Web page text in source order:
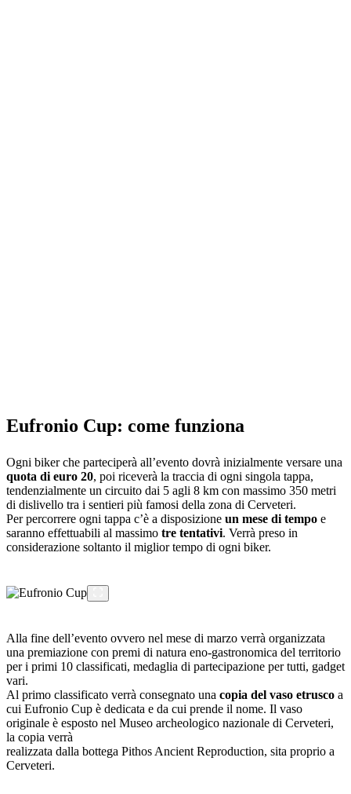
Eufronio Cup: come funziona
Ogni biker che parteciperà all’evento dovrà inizialmente versare una
quota di euro 20, poi riceverà la traccia di ogni singola tappa,
tendenzialmente un circuito dai 5 agli 8 km con massimo 350 metri
di dislivello tra i sentieri più famosi della zona di Cerveteri.
Per percorrere ogni tappa c’è a disposizione un mese di tempo e
saranno effettuabili al massimo tre tentativi. Verrà preso in
considerazione soltanto il miglior tempo di ogni biker.
Alla fine dell’evento ovvero nel mese di marzo verrà organizzata
una premiazione con premi di natura eno-gastronomica del territorio
per i primi 10 classificati, medaglia di partecipazione per tutti, gadget
vari.
Al primo classificato verrà consegnato una copia del vaso etrusco a
cui Eufronio Cup è dedicata e da cui prende il nome. Il vaso
originale è esposto nel Museo archeologico nazionale di Cerveteri,
la copia verrà
realizzata dalla bottega Pithos Ancient Reproduction, sita proprio a
Cerveteri.